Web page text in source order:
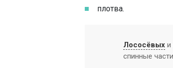
плотва.
Лососёвых и
спинные